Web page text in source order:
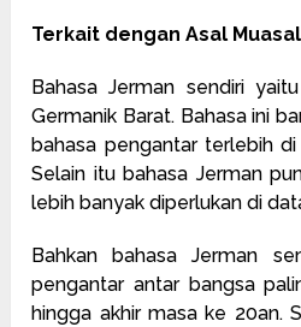
Terkait dengan Asal
Bahasa Jerman sendiri
Germanik Barat. Bahasa ini
bahasa pengantar terlebih
Selain itu bahasa Jerman
lebih banyak diperlukan di
Bahkan bahasa Jerman
pengantar antar bangsa
hingga akhir masa ke 20an.